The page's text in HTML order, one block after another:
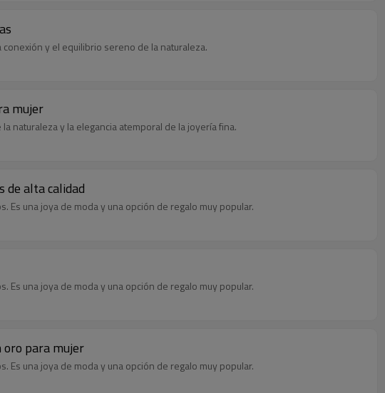
y el equilibrio sereno de la naturaleza.
mujer
naturaleza y la elegancia atemporal de la joyería fina.
de alta calidad
Es una joya de moda y una opción de regalo muy popular.
Es una joya de moda y una opción de regalo muy popular.
oro para mujer
Es una joya de moda y una opción de regalo muy popular.